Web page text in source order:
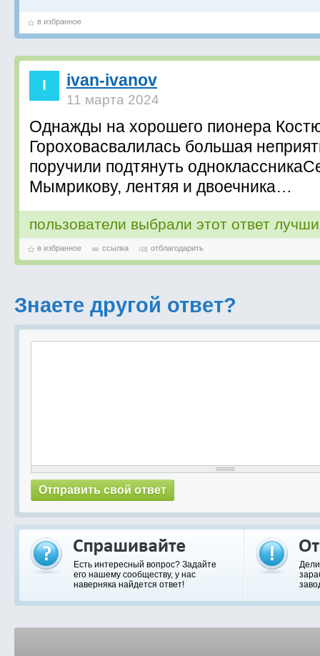
в избранное
ivan-ivanov
11 марта 2024
Однажды на хорошего пионера
Гороховасвалилась большая
поручили подтянуть
Мымрикову, лентяя и двоечника…
пользователи выбрали этот ответ
в избранное ссылка отблагодарить
Знаете другой ответ?
Есть интересный вопрос? Задайте
его нашему сообществу, у нас
наверняка найдется ответ!